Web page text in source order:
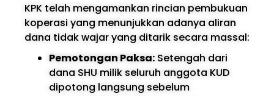
KPK telah mengamankan rincian pembukuan
koperasi yang menunjukkan adanya aliran
dana tidak wajar yang ditarik secara massal:
Pemotongan Paksa: Setengah dari
dana SHU milik seluruh anggota KUD
dipotong langsung sebelum